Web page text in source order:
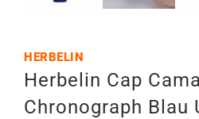
HERBELIN
Herbelin Cap
Chronograph Blau